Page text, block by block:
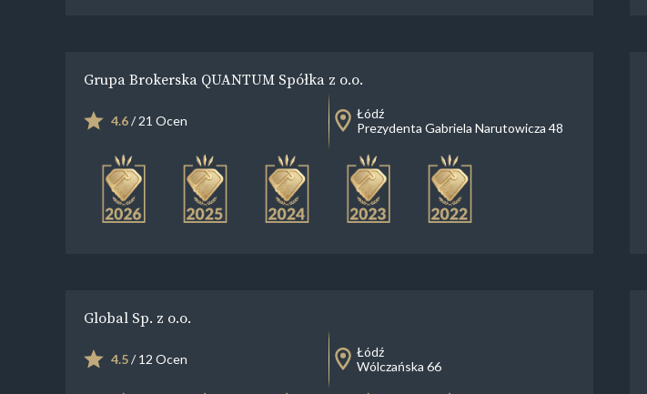
Grupa Brokerska QUANTUM Spółka z o.o.
4.6/ 21 Ocen
Łódź
Prezydenta Gabriela Narutowicza 48
Global Sp. z o.o.
4.5/ 12 Ocen
Łódź
Wólczańska 66